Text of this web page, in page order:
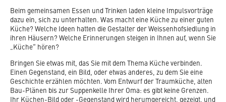
UNESCO WELTERBE LE CORBUSIER
Beim gemeinsamen Essen und Trinken laden kleine Impulsvorträge
dazu ein, sich zu unterhalten. Was macht eine Küche zu einer guten
Küche? Welche Ideen hatten die Gestalter der Weissenhofsiedlung in
ihren Häusern? Welche Erinnerungen steigen in Ihnen auf, wenn Sie
„Küche“ hören?
Bringen Sie etwas mit, das Sie mit dem Thema Küche verbinden.
Einen Gegenstand, ein Bild, oder etwas anderes, zu dem Sie eine
Geschichte erzählen möchten. Vom Entwurf der Traumküche, alten
Bau-Plänen bis zur Suppenkelle Ihrer Oma: es gibt keine Grenzen.
Ihr Küchen-Bild oder -Gegenstand wird herumgereicht, gezeigt, und